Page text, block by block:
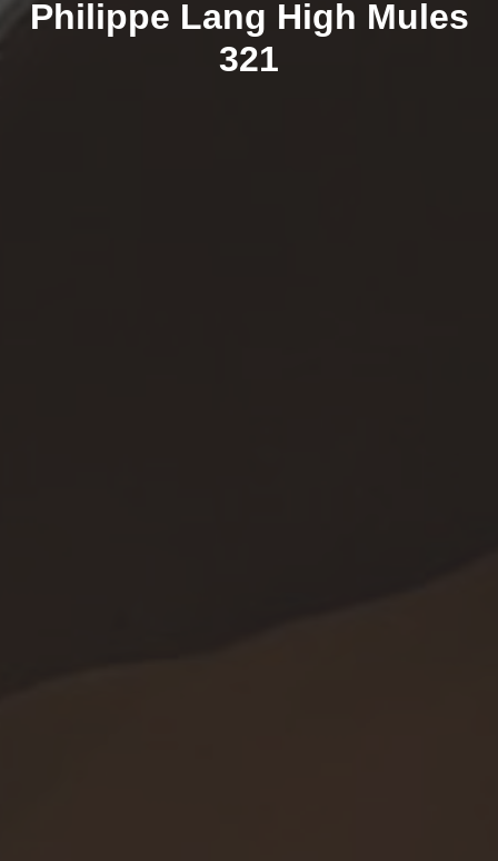
Philippe Lang Ηigh Μules
321